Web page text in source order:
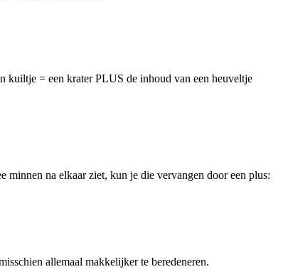
kuiltje = een krater PLUS de inhoud van een heuveltje
minnen na elkaar ziet, kun je die vervangen door een plus:
allemaal makkelijker te beredeneren.